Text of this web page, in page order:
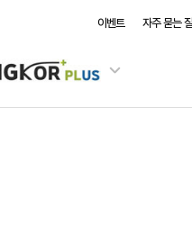
이벤트 자주 묻는